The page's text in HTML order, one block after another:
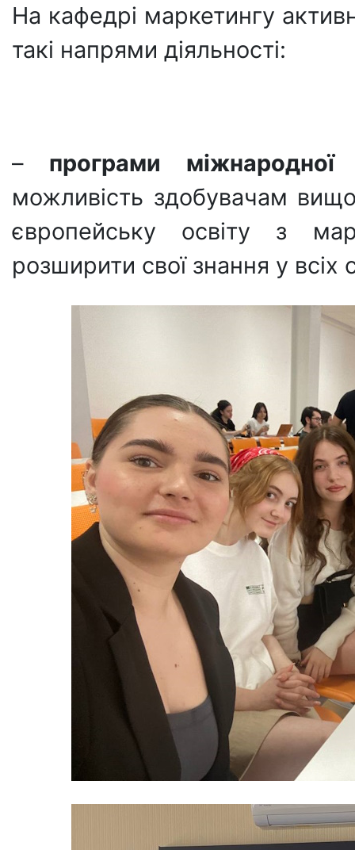
На кафедрі маркетингу
такі напрями діяльності:
– програми міжнародної
можливість здобувачам
європейську освіту з
розширити свої знання у